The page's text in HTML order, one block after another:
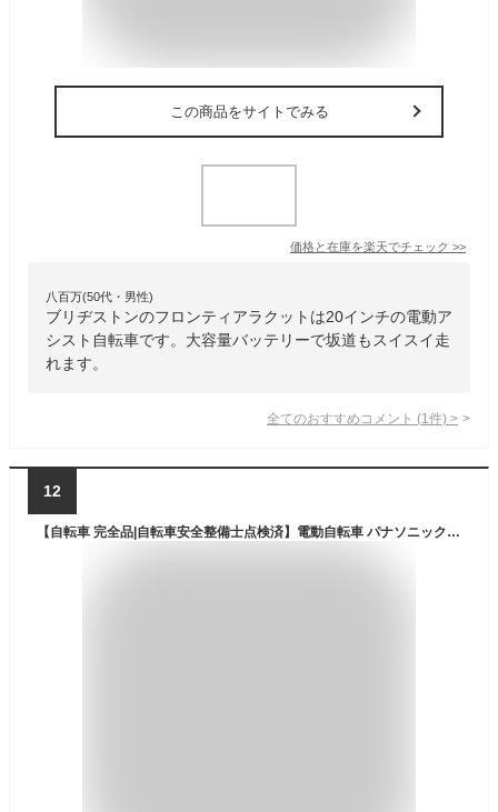
この商品をサイトでみる
価格と在庫を楽天でチェック >>
八百万(50代・男性)
ブリヂストンのフロンティアラクットは20インチの電動ア
シスト自転車です。大容量バッテリーで坂道もスイスイ走
れます。
全てのおすすめコメント (1 件) >
12
【自転車 完全品|自転車安全整備士点検済】電動自転車 パナソニック (Panasonic) 2025年モデル グリッター BE-FGL032 12.0Ah 20インチ 3段変速 マットオリーブ 電動アシスト自転車